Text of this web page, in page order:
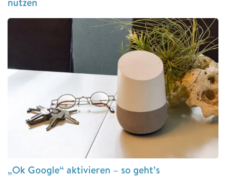
„Ok Google“ aktivieren – so geht’s